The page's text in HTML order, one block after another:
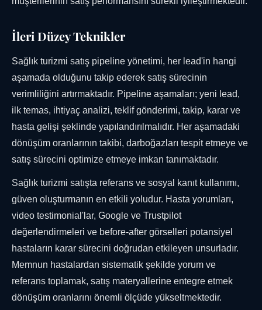
İleri Düzey Teknikler
Sağlık turizmi satış pipeline yönetimi, her lead'in hangi
aşamada olduğunu takip ederek satış sürecinin
verimliliğini artırmaktadır. Pipeline aşamaları; yeni lead,
ilk temas, ihtiyaç analizi, teklif gönderimi, takip, karar ve
hasta gelişi şeklinde yapılandırılmalıdır. Her aşamadaki
dönüşüm oranlarının takibi, darboğazları tespit etmeye ve
satış sürecini optimize etmeye imkan tanımaktadır.
Sağlık turizmi satışta referans ve sosyal kanıt kullanımı,
güven oluşturmanın en etkili yoludur. Hasta yorumları,
video testimonial'lar, Google ve Trustpilot
değerlendirmeleri ve before-after görselleri potansiyel
hastaların karar sürecini doğrudan etkileyen unsurladır.
Memnun hastalardan sistematik şekilde yorum ve
referans toplamak, satış materyallerine entegre etmek
dönüşüm oranlarını önemli ölçüde yükseltmektedir.